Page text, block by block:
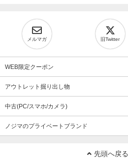
メルマガ 旧Twitter
WEB限定クーポン
アウトレット掘り出し物
中古(PC/スマホ/カメラ)
ノジマのプライベートブランド
先頭へ戻る